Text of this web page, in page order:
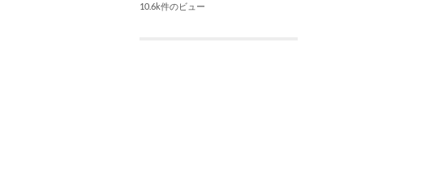
10.6k件のビュー